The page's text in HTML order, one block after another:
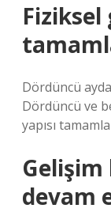
Dördüncü
Dördüncü ve
yapısı
Gelişim
devam